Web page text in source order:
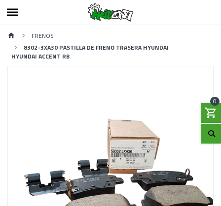
0
FRENOS
8302-3XA30 PASTILLA DE FRENO TRASERA ‎HYUNDAI
HYUNDAI ACCENT RB
Previous Next